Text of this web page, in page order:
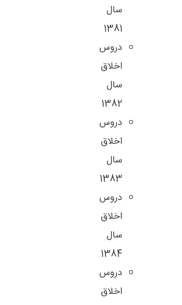
سال
1381
دروس
اخلاق
سال
1382
دروس
اخلاق
سال
1383
دروس
اخلاق
سال
1384
دروس
اخلاق